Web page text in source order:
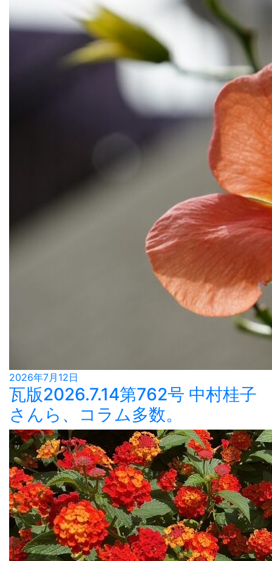
2026年7月12日
瓦版2026.7.14第762号 中村桂子
さんら、コラム多数。